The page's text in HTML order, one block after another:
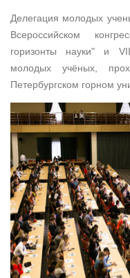
Делегация молодых
Всероссийском
горизонты науки" и
молодых учёных,
Петербургском горном